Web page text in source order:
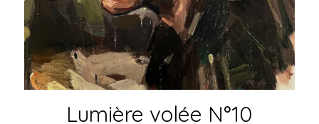
Lumière volée N°10